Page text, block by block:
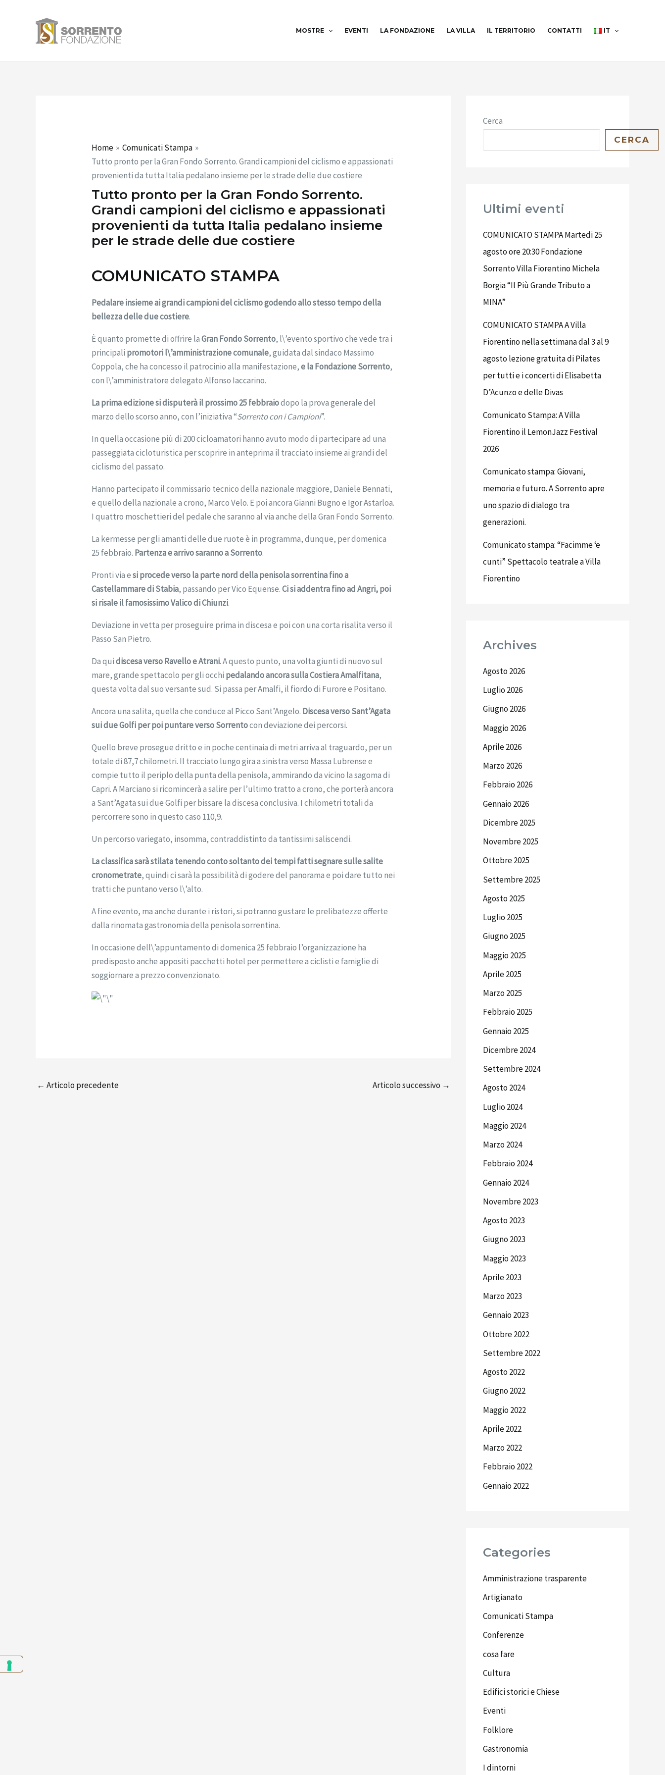
MOSTRE EVENTI LA FONDAZIONE LA VILLA IL TERRITORIO CONTATTI IT
Home
Comunicati Stampa
Tutto pronto per la Gran Fondo Sorrento. Grandi campioni del ciclismo e appassionati
provenienti da tutta Italia pedalano insieme per le strade delle due costiere
Tutto pronto per la Gran Fondo Sorrento.
Grandi campioni del ciclismo e appassionati
provenienti da tutta Italia pedalano insieme
per le strade delle due costiere
COMUNICATO STAMPA
Pedalare insieme ai grandi campioni del ciclismo godendo allo stesso tempo della
bellezza delle due costiere.
È quanto promette di offrire laGran Fondo Sorrento, l\’evento sportivo che vede tra i
principali promotori l\’amministrazione comunale, guidata dal sindaco Massimo
Coppola, che ha concesso il patrocinio alla manifestazione,e la Fondazione Sorrento,
con l\’amministratore delegato Alfonso Iaccarino.
La prima edizione si disputerà il prossimo 25 febbraiodopo la prova generale del
marzo dello scorso anno, con l’iniziativa “Sorrento con i Campioni”.
In quella occasione più di 200 cicloamatori hanno avuto modo di partecipare ad una
passeggiata cicloturistica per scoprire in anteprima il tracciato insieme ai grandi del
ciclismo del passato.
Hanno partecipato il commissario tecnico della nazionale maggiore, Daniele Bennati,
e quello della nazionale a crono, Marco Velo. E poi ancora Gianni Bugno e Igor Astarloa.
I quattro moschettieri del pedale che saranno al via anche della Gran Fondo Sorrento.
La kermesse per gli amanti delle due ruote è in programma, dunque, per domenica
25 febbraio. Partenza e arrivo saranno a Sorrento.
Pronti via esi procede verso la parte nord della penisola sorrentina fino a
Castellammare di Stabia, passando per Vico Equense.Ci si addentra fino ad Angri, poi
si risale il famosissimo Valico di Chiunzi.
Deviazione in vetta per proseguire prima in discesa e poi con una corta risalita verso il
Passo San Pietro.
Da quidiscesa verso Ravello e Atrani. A questo punto, una volta giunti di nuovo sul
mare, grande spettacolo per gli occhi pedalando ancora sulla Costiera Amalfitana,
questa volta dal suo versante sud. Si passa per Amalfi, il fiordo di Furore e Positano.
Ancora una salita, quella che conduce al Picco Sant’Angelo. Discesa verso Sant’Agata
sui due Golfi per poi puntare verso Sorrentocon deviazione dei percorsi.
Quello breve prosegue dritto e in poche centinaia di metri arriva al traguardo, per un
totale di 87,7 chilometri. Il tracciato lungo gira a sinistra verso Massa Lubrense e
compie tutto il periplo della punta della penisola, ammirando da vicino la sagoma di
Capri. A Marciano si ricomincerà a salire per l’ultimo tratto a crono, che porterà ancora
a Sant’Agata sui due Golfi per bissare la discesa conclusiva. I chilometri totali da
percorrere sono in questo caso 110,9.
Un percorso variegato, insomma, contraddistinto da tantissimi saliscendi.
La classifica sarà stilata tenendo conto soltanto dei tempi fatti segnare sulle salite
cronometrate, quindi ci sarà la possibilità di godere del panorama e poi dare tutto nei
tratti che puntano verso l\’alto.
A fine evento, ma anche durante i ristori, si potranno gustare le prelibatezze offerte
dalla rinomata gastronomia della penisola sorrentina.
In occasione dell\’appuntamento di domenica 25 febbraio l’organizzazione ha
predisposto anche appositi pacchetti hotel per permettere a ciclisti e famiglie di
soggiornare a prezzo convenzionato.
articoli
← Articolo precedente Articolo successivo →
Cerca
CERCA
Ultimi eventi
COMUNICATO STAMPA Martedi 25
agosto ore 20:30 Fondazione
Sorrento Villa Fiorentino Michela
Borgia “Il Più Grande Tributo a
MINA”
COMUNICATO STAMPA A Villa
Fiorentino nella settimana dal 3 al 9
agosto lezione gratuita di Pilates
per tutti e i concerti di Elisabetta
D’Acunzo e delle Divas
Comunicato Stampa: A Villa
Fiorentino il LemonJazz Festival
2026
Comunicato stampa: Giovani,
memoria e futuro. A Sorrento apre
uno spazio di dialogo tra
generazioni.
Comunicato stampa: “Facimme ‘e
cunti” Spettacolo teatrale a Villa
Fiorentino
Archives
Agosto 2026
Luglio 2026
Giugno 2026
Maggio 2026
Aprile 2026
Marzo 2026
Febbraio 2026
Gennaio 2026
Dicembre 2025
Novembre 2025
Ottobre 2025
Settembre 2025
Agosto 2025
Luglio 2025
Giugno 2025
Maggio 2025
Aprile 2025
Marzo 2025
Febbraio 2025
Gennaio 2025
Dicembre 2024
Settembre 2024
Agosto 2024
Luglio 2024
Maggio 2024
Marzo 2024
Febbraio 2024
Gennaio 2024
Novembre 2023
Agosto 2023
Giugno 2023
Maggio 2023
Aprile 2023
Marzo 2023
Gennaio 2023
Ottobre 2022
Settembre 2022
Agosto 2022
Giugno 2022
Maggio 2022
Aprile 2022
Marzo 2022
Febbraio 2022
Gennaio 2022
Categories
Amministrazione trasparente
Artigianato
Comunicati Stampa
Conferenze
cosa fare
Cultura
Edifici storici e Chiese
Eventi
Folklore
Gastronomia
I dintorni